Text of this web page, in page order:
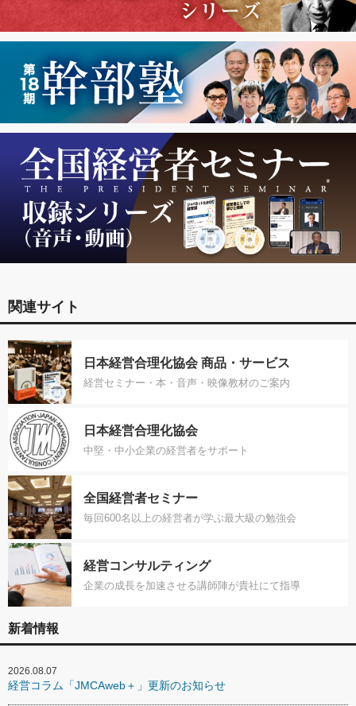
関連サイト
日本経営合理化協会 商品・サービス
経営セミナー・本・音声・映像教材のご案内
日本経営合理化協会
中堅・中小企業の経営者をサポート
全国経営者セミナー
毎回600名以上の経営者が学ぶ最大級の勉強会
経営コンサルティング
企業の成長を加速させる講師陣が貴社にて指導
新着情報
2026.08.07
経営コラム「JMCAweb＋」更新のお知らせ